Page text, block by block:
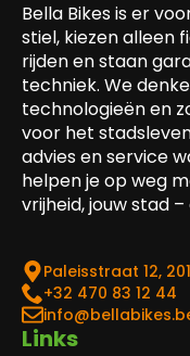
Bella Bikes is er
stiel, kiezen alleen
rijden en staan
techniek. We
technologieën en
voor het
advies en service
helpen je op weg
vrijheid, jouw stad
Paleisstraat 12,
‎+32 470 83 12 44
Links